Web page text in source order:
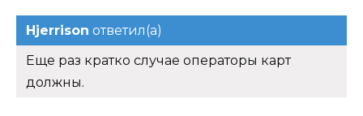
Hjerrison ответил(а)
Еще раз кратко случае операторы карт
должны.